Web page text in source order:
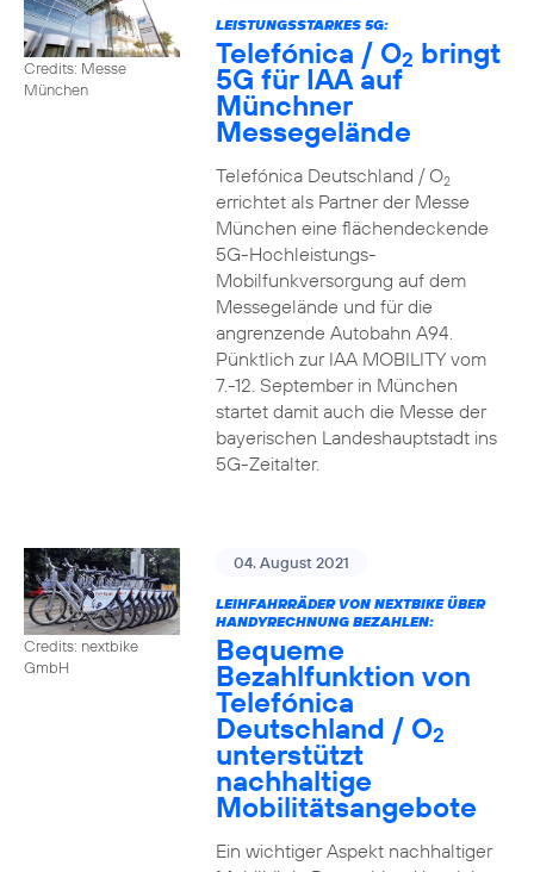
Credits: Messe
München
LEISTUNGSSTARKES 5G:
Telefónica / O2 bringt
5G für IAA auf
Münchner
Messegelände
Telefónica Deutschland / O2
errichtet als Partner der Messe
München eine flächendeckende
5G-Hochleistungs-
Mobilfunkversorgung auf dem
Messegelände und für die
angrenzende Autobahn A94.
Pünktlich zur IAA MOBILITY vom
7.-12. September in München
startet damit auch die Messe der
bayerischen Landeshauptstadt ins
5G-Zeitalter.
Credits: nextbike
GmbH
04. August 2021
LEIHFAHRRÄDER VON NEXTBIKE ÜBER
HANDYRECHNUNG BEZAHLEN:
Bequeme
Bezahlfunktion von
Telefónica
Deutschland / O2
unterstützt
nachhaltige
Mobilitätsangebote
Ein wichtiger Aspekt nachhaltiger